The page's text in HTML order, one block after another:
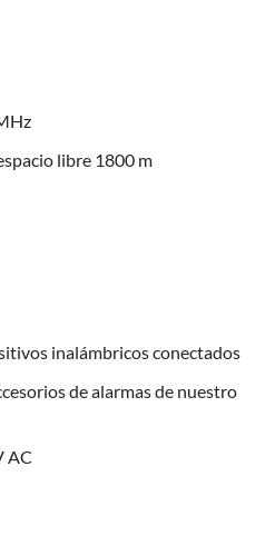
libre 1800 m
inalámbricos conectados
de alarmas de nuestro
AC